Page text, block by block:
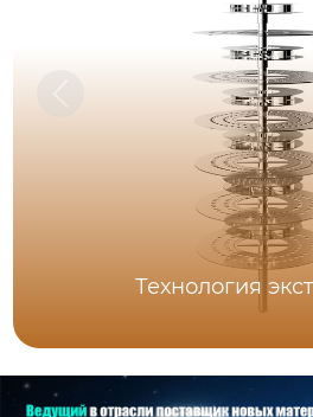
Технология